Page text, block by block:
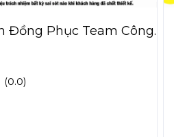
Đồng Phục Team Công
(0.0)